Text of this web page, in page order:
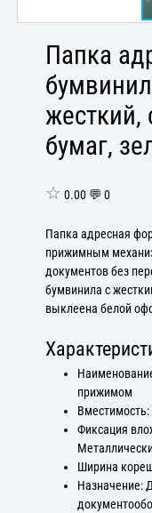
Папка
бумаг,
☆ 0.00 💬 0
Папка адресная
прижимным
документов без
бумвинила с
выклеена белой
прижимом
Вместимость:
Фиксация
Ширина
Назначение: